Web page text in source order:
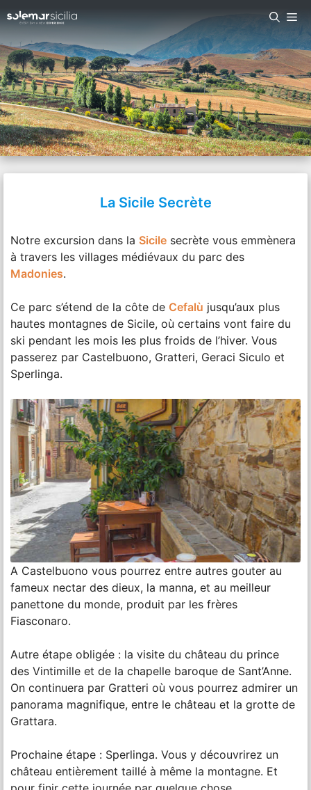
Aller
au
contenu
La Sicile Secrète
Notre excursion dans la Sicile secrète vous emmènera
à travers les villages médiévaux du parc des
Madonies.
Ce parc s’étend de la côte de Cefalù jusqu’aux plus
hautes montagnes de Sicile, où certains vont faire du
ski pendant les mois les plus froids de l’hiver. Vous
passerez par Castelbuono, Gratteri, Geraci Siculo et
Sperlinga.
A Castelbuono vous pourrez entre autres gouter au
fameux nectar des dieux, la manna, et au meilleur
panettone du monde, produit par les frères
Fiasconaro.
Autre étape obligée : la visite du château du prince
des Vintimille et de la chapelle baroque de Sant’Anne.
On continuera par Gratteri où vous pourrez admirer un
panorama magnifique, entre le château et la grotte de
Grattara.
Prochaine étape : Sperlinga. Vous y découvrirez un
château entièrement taillé à même la montagne. Et